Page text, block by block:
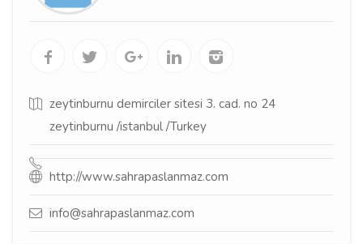
zeytinburnu demirciler sitesi 3. cad. no 24
zeytinburnu /istanbul /Turkey
http://www.sahrapaslanmaz.com
info@sahrapaslanmaz.com